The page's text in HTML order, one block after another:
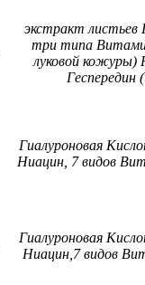
экстракт листьев
три типа
луковой
Гиалуроновая
Ниацин, 7 видов
Гиалуроновая
Ниацин,7 видов